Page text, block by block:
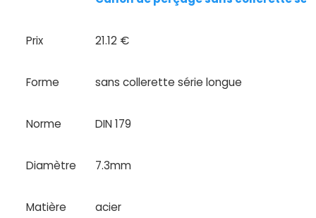
Documentations
Mon
Mon
Prix 21.12 €
Forme sans collerette série longue
Norme DIN 179
Diamètre 7.3mm
Matière acier